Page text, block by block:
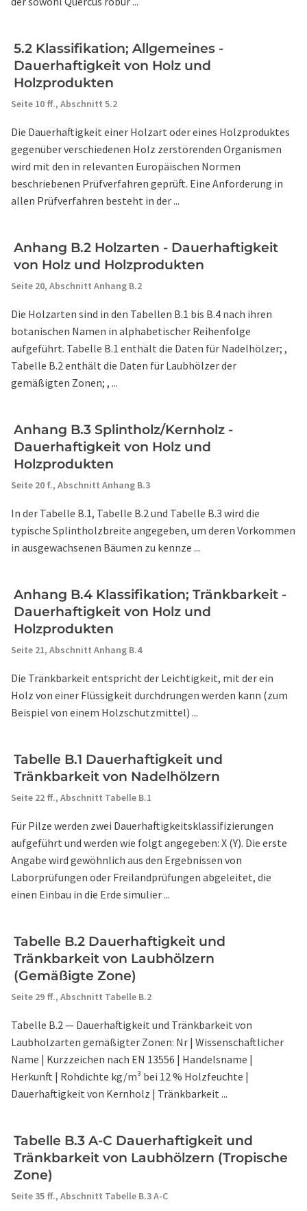
5.2 Klassifikation; Allgemeines -
Dauerhaftigkeit von Holz und
Holzprodukten
Seite 10 ff., Abschnitt 5.2
Die Dauerhaftigkeit einer Holzart oder eines Holzproduktes
gegenüber verschiedenen Holz zerstörenden Organismen
wird mit den in relevanten Europäischen Normen
beschriebenen Prüfverfahren geprüft. Eine Anforderung in
allen Prüfverfahren besteht in der ...
Anhang B.2 Holzarten - Dauerhaftigkeit
von Holz und Holzprodukten
Seite 20, Abschnitt Anhang B.2
Die Holzarten sind in den Tabellen B.1 bis B.4 nach ihren
botanischen Namen in alphabetischer Reihenfolge
aufgeführt. Tabelle B.1 enthält die Daten für Nadelhölzer; ,
Tabelle B.2 enthält die Daten für Laubhölzer der
gemäßigten Zonen; , ...
Anhang B.3 Splintholz/Kernholz -
Dauerhaftigkeit von Holz und
Holzprodukten
Seite 20 f., Abschnitt Anhang B.3
In der Tabelle B.1, Tabelle B.2 und Tabelle B.3 wird die
typische Splintholzbreite angegeben, um deren Vorkommen
in ausgewachsenen Bäumen zu kennze ...
Anhang B.4 Klassifikation; Tränkbarkeit -
Dauerhaftigkeit von Holz und
Holzprodukten
Seite 21, Abschnitt Anhang B.4
Die Tränkbarkeit entspricht der Leichtigkeit, mit der ein
Holz von einer Flüssigkeit durchdrungen werden kann (zum
Beispiel von einem Holzschutzmittel) ...
Tabelle B.1 Dauerhaftigkeit und
Tränkbarkeit von Nadelhölzern
Seite 22 ff., Abschnitt Tabelle B.1
Für Pilze werden zwei Dauerhaftigkeitsklassifizierungen
aufgeführt und werden wie folgt angegeben: X (Y). Die erste
Angabe wird gewöhnlich aus den Ergebnissen von
Laborprüfungen oder Freilandprüfungen abgeleitet, die
einen Einbau in die Erde simulier ...
Tabelle B.2 Dauerhaftigkeit und
Tränkbarkeit von Laubhölzern
(Gemäßigte Zone)
Seite 29 ff., Abschnitt Tabelle B.2
Tabelle B.2 — Dauerhaftigkeit und Tränkbarkeit von
Laubholzarten gemäßigter Zonen: Nr | Wissenschaftlicher
Name | Kurzzeichen nach EN 13556 | Handelsname |
Herkunft | Rohdichte kg/m³ bei 12 % Holzfeuchte |
Dauerhaftigkeit von Kernholz | Tränkbarkeit ...
Tabelle B.3 A-C Dauerhaftigkeit und
Tränkbarkeit von Laubhölzern (Tropische
Zone)
Seite 35 ff., Abschnitt Tabelle B.3 A-C